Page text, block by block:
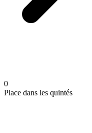
0
Place dans les quintés